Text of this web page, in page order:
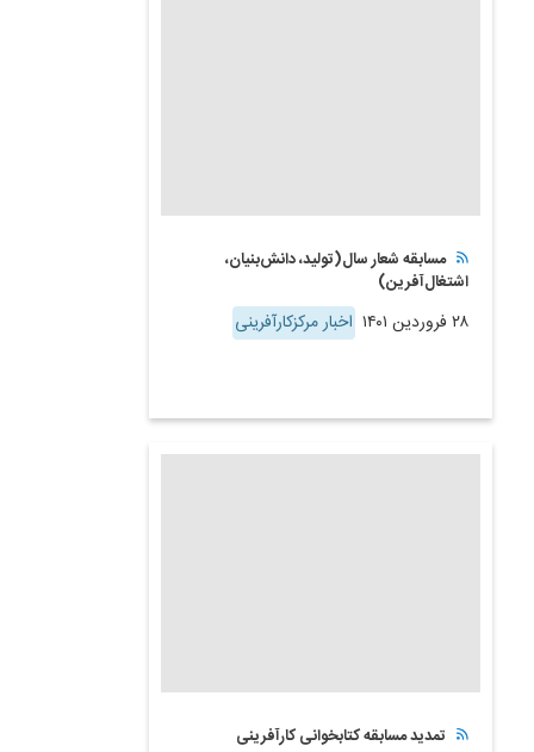
مسابقه شعار سال(تولید، دانش‌بنیان،
اشتغال‌آفرین)
۲۸ فروردین ۱۴۰۱ اخبار مرکزکارآفرینی
تمدید مسابقه کتابخوانی کارآفرینی